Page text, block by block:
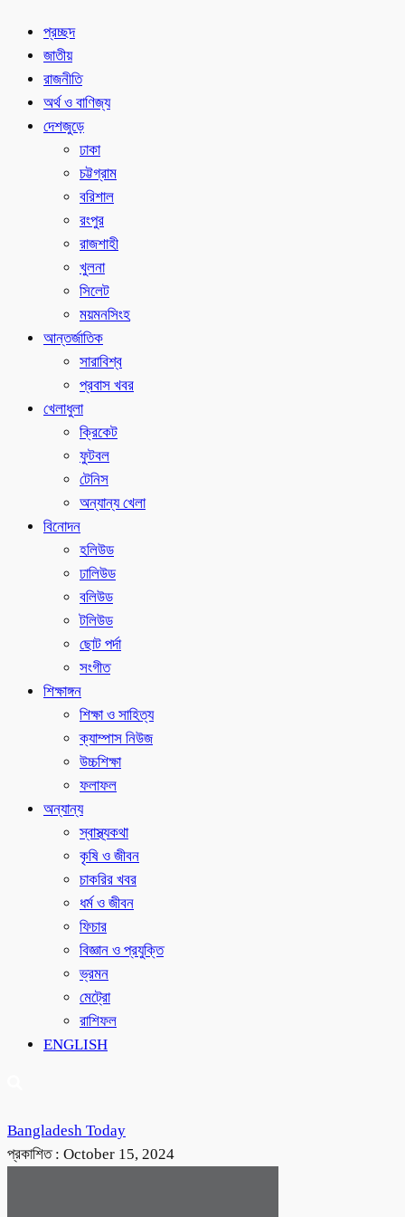
প্রচ্ছদ
জাতীয়
রাজনীতি
অর্থ ও বাণিজ্য
দেশজুড়ে
ঢাকা
চট্টগ্রাম
বরিশাল
রংপুর
রাজশাহী
খুলনা
সিলেট
ময়মনসিংহ
আন্তর্জাতিক
সারাবিশ্ব
প্রবাস খবর
খেলাধুলা
ক্রিকেট
ফুটবল
টেনিস
অন্যান্য খেলা
বিনোদন
হলিউড
ঢালিউড
বলিউড
টলিউড
ছোট পর্দা
সংগীত
শিক্ষাঙ্গন
শিক্ষা ও সাহিত্য
ক্যাম্পাস নিউজ
উচ্চশিক্ষা
ফলাফল
অন্যান্য
স্বাস্থ্যকথা
কৃষি ও জীবন
চাকরির খবর
ধর্ম ও জীবন
ফিচার
বিজ্ঞান ও প্রযুক্তি
ভ্রমন
মেট্রো
রাশিফল
ENGLISH
Bangladesh Today
প্রকাশিত : October 15, 2024